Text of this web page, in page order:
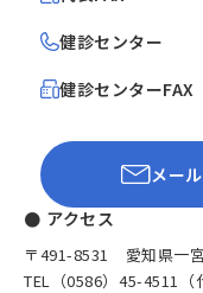
健診センター
健診センターFAX
メー
● アクセス
〒491-8531 愛知県一
TEL（0586）45-4511